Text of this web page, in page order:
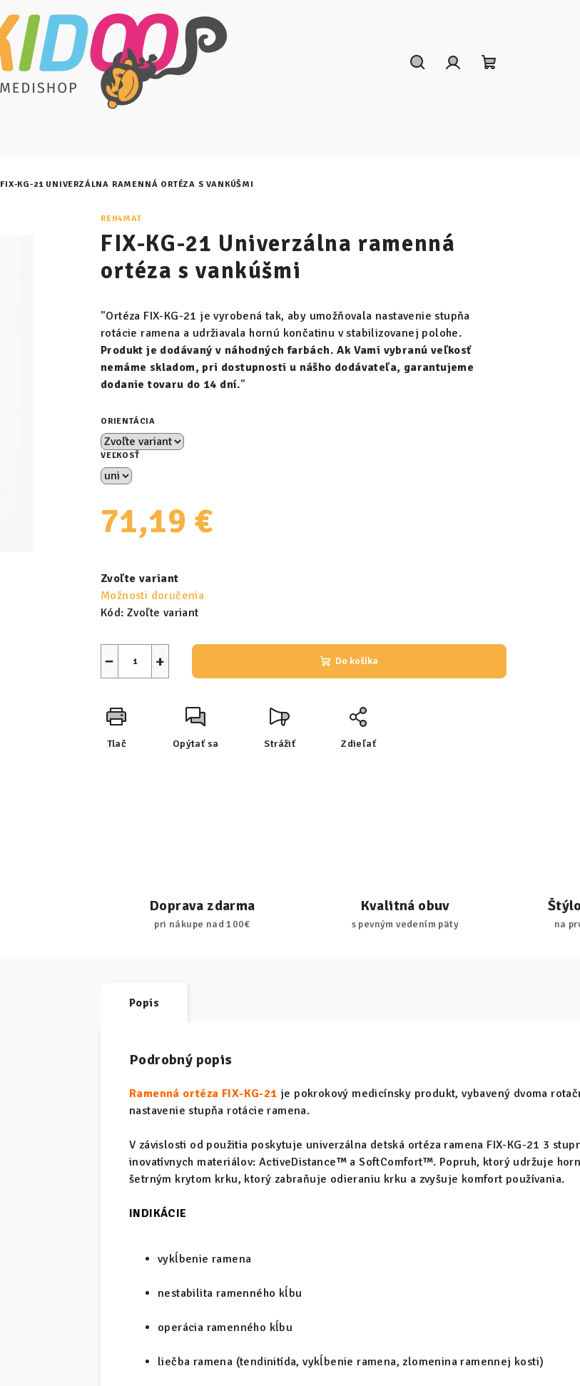
FIX-KG-21 UNIVERZÁLNA RAMENNÁ ORTÉZA S VANKÚŠMI
REH4MAT
FIX-KG-21 Univerzálna ramenná
ortéza s vankúšmi
"Ortéza FIX-KG-21 je vyrobená tak, aby umožňovala nastavenie stupňa
rotácie ramena a udržiavala hornú končatinu v stabilizovanej polohe.
Produkt je dodávaný v náhodných farbách. Ak Vami vybranú veľkosť
nemáme skladom, pri dostupnosti u nášho dodávateľa, garantujeme
dodanie tovaru do 14 dní."
ORIENTÁCIA
VEĽKOSŤ
71,19 €
cena:
Zvoľte variant
Možnosti doručenia
Kód: Zvoľte variant
+
− Do košíka
Tlač Opýtať sa Strážiť Zdieľať
Doprava zdarma
pri nákupe nad 100€
Kvalitná obuv
s pevným vedením päty na
Popis
Podrobný popis
Ramenná ortéza FIX-KG-21 je pokrokový medicínsky produkt, vybavený dvoma
nastavenie stupňa rotácie ramena.
V závislosti od použitia poskytuje univerzálna detská ortéza ramena FIX-KG-21 3
inovatívnych materiálov: ActiveDistance™ a SoftComfort™. Popruh, ktorý udržuje
šetrným krytom krku, ktorý zabraňuje odieraniu krku a zvyšuje komfort používania.
INDIKÁCIE
vykĺbenie ramena
nestabilita ramenného kĺbu
operácia ramenného kĺbu
liečba ramena (tendinitída, vykĺbenie ramena, zlomenina ramennej kosti)